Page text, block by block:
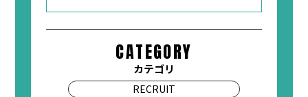
CATEGORY
カテゴリ
RECRUIT